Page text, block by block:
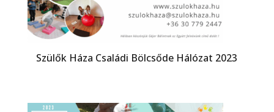
Szülők Háza Családi Bölcsőde Hálózat 2023